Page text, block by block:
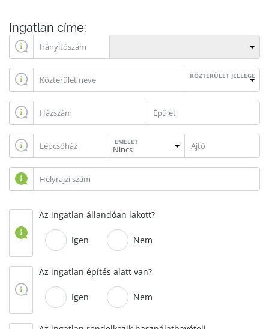
Ingatlan címe:
KÖZTERÜLET JELLEGE
EMELET
Az ingatlan állandóan lakott?
Igen Nem
Az ingatlan építés alatt van?
Igen Nem